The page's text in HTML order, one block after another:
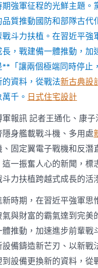
強軍征程的光鮮主題。
品質推動國防和部隊古代
戰斗力扶植。在習近平強
長，戰建備一體推動，
**「讓兩個極端同時停止
資料，從戰法新古典設
千。 日式住宅設計
軍報訊 記者王通化、康
隱身艦載戰斗機、多用處
固定翼電子戰機和反潛
這一振奮人心的新聞，
力扶植跨越式成長的活
新時期，在習近平強軍思
與財富的霸氣達到完美
推動，加速進步前輩戰
備鑄造新芒刃、以新
設備更換新的資料，